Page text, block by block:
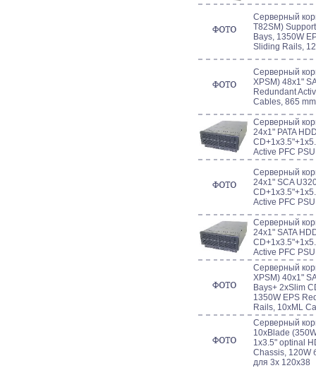
Серверный
T82SM)
Bays, 1350W
Sliding Rails,
Серверный
XPSM) 48x1"
Redundant
Cables, 865
Серверный
24x1" PATA
Active PFC
Серверный
24x1" SCA
Active PFC
Серверный
24x1" SATA
Active PFC
Серверный
XPSM) 40x1"
Bays+ 2xSlim
1350W EPS
Rails, 10xML
Серверный
10xBlade
1x3.5" optinal
Chassis, 120W
для 3x 120x38